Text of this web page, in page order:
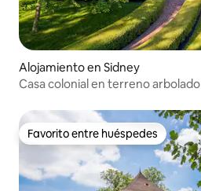
Alojamiento en Sidney
Casa colonial en terreno arbolado
Favorito entre huéspedes
Favorito entre huéspedes